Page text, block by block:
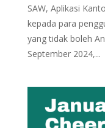
SAW, Aplikasi
kepada para
yang tidak boleh
September 2024,...